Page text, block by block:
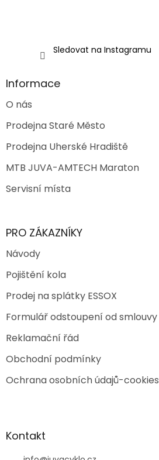
Sledovat na Instagramu
Informace
O nás
Prodejna Staré Město
Prodejna Uherské Hradiště
MTB JUVA-AMTECH Maraton
Servisní místa
PRO ZÁKAZNÍKY
Návody
Pojištění kola
Prodej na splátky ESSOX
Formulář odstoupení od smlouvy
Reklamační řád
Obchodní podmínky
Ochrana osobních údajů-cookies
Kontakt